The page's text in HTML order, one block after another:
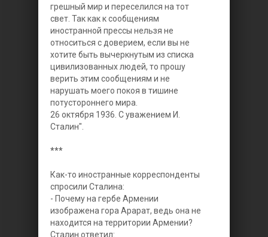
грешный мир и переселился на тот
свет. Так как к сообщениям
иностранной прессы нельзя не
относиться с доверием, если вы не
хотите быть вычеркнутым из списка
цивилизованных людей, то прошу
верить этим сообщениям и не
нарушать моего покоя в тишине
потустороннего мира.
26 октября 1936. С уважением И.
Сталин".
***
Как-то иностранные корреспонденты
спросили Сталина:
- Почему на гербе Армении
изображена гора Арарат, ведь она не
находится на территории Армении?
Сталин ответил: